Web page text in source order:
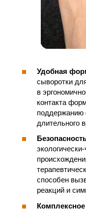
Удобная
сыворотки
в
контакта
поддержанию
длительного
способен
реакций и